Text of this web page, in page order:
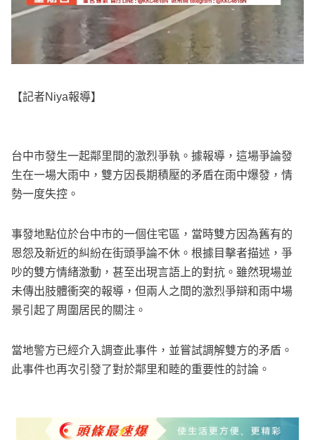
【記者Niya報導】
台中市發生一起鄰里間的激烈爭執。據報導，這場爭論發
生在一場大雨中，雙方因長期積壓的矛盾在雨中爆發，情
勢一度失控。
事發地點位於台中市的一個住宅區，當時雙方因為舊有的
恩怨及新近的糾紛在街頭爭論不休。根據目擊者描述，爭
吵的雙方情緒激動，甚至出現言語上的對抗。雖然現場並
未傳出肢體衝突的報導，但兩人之間的激烈爭辯和雨中場
景引起了周圍居民的關注。
當地警方已經介入調查此事件，並嘗試調解雙方的矛盾。
此事件也再次引發了對於鄰里和睦的重要性的討論。